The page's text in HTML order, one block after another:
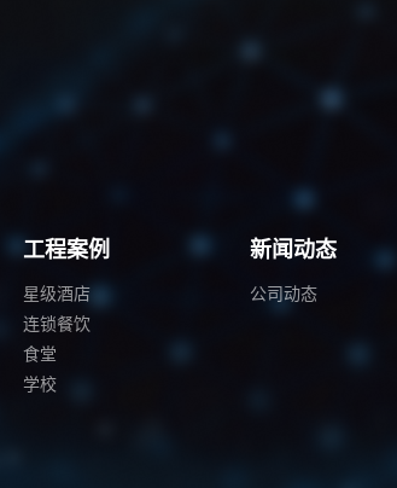
工程案例
星级酒店
连锁餐饮
食堂
学校
新闻动态
公司动态